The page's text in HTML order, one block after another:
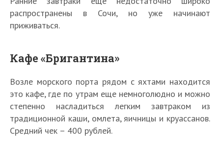
распространены в Сочи, но уже начинают
приживаться.
Кафе «Бригантина»
Возле морского порта рядом с яхтами находится
это кафе, где по утрам еще немноголюдно и можно
степенно насладиться легким завтраком из
традиционной каши, омлета, яичницы и круассанов.
Средний чек – 400 рублей.